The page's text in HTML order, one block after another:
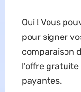
Oui ! Vous
pour signer
comparaison
l'offre gratuite
payantes.